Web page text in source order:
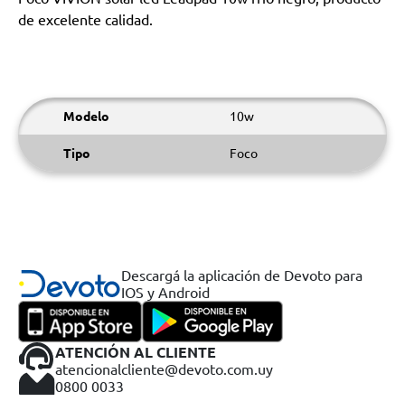
de excelente calidad.
Modelo 10w
Tipo Foco
Descargá la aplicación de Devoto para
IOS y Android
ATENCIÓN AL CLIENTE
atencionalcliente@devoto.com.uy
0800 0033